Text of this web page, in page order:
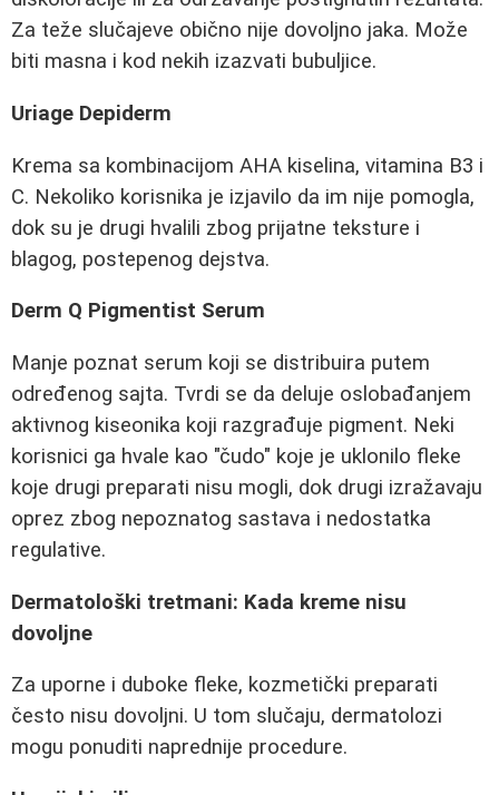
Za teže slučajeve obično nije dovoljno jaka. Može
biti masna i kod nekih izazvati bubuljice.
Uriage Depiderm
Krema sa kombinacijom AHA kiselina, vitamina B3 i
C. Nekoliko korisnika je izjavilo da im nije pomogla,
dok su je drugi hvalili zbog prijatne teksture i
blagog, postepenog dejstva.
Derm Q Pigmentist Serum
Manje poznat serum koji se distribuira putem
određenog sajta. Tvrdi se da deluje oslobađanjem
aktivnog kiseonika koji razgrađuje pigment. Neki
korisnici ga hvale kao "čudo" koje je uklonilo fleke
koje drugi preparati nisu mogli, dok drugi izražavaju
oprez zbog nepoznatog sastava i nedostatka
regulative.
Dermatološki tretmani: Kada kreme nisu
dovoljne
Za uporne i duboke fleke, kozmetički preparati
često nisu dovoljni. U tom slučaju, dermatolozi
mogu ponuditi naprednije procedure.